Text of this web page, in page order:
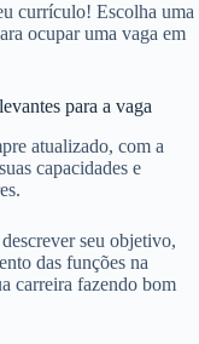
currículo! Escolha uma
ocupar uma vaga em
para a vaga
atualizado, com a
capacidades e
seu objetivo,
das funções na
carreira fazendo bom